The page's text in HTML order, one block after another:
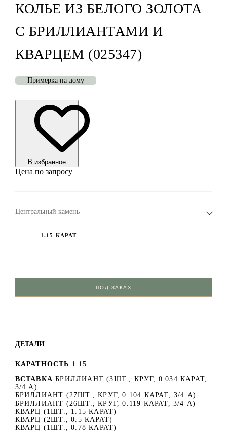
КОЛЬЕ ИЗ БЕЛОГО ЗОЛОТА
С БРИЛЛИАНТАМИ И
КВАРЦЕМ (025347)
Примерка на дому
В избранноe
Цена по запросу
Центральный камень
1.15 КАРАТ
ПОД ЗАКАЗ
ДЕТАЛИ
КАРАТНОСТЬ 1.15
ВСТАВКА БРИЛЛИАНТ (3ШТ., КРУГ, 0.034 КАРАТ,
3/4 А)
БРИЛЛИАНТ (27ШТ., КРУГ, 0.104 КАРАТ, 3/4 А)
БРИЛЛИАНТ (26ШТ., КРУГ, 0.119 КАРАТ, 3/4 А)
КВАРЦ (1ШТ., 1.15 КАРАТ)
КВАРЦ (2ШТ., 0.5 КАРАТ)
КВАРЦ (1ШТ., 0.78 КАРАТ)